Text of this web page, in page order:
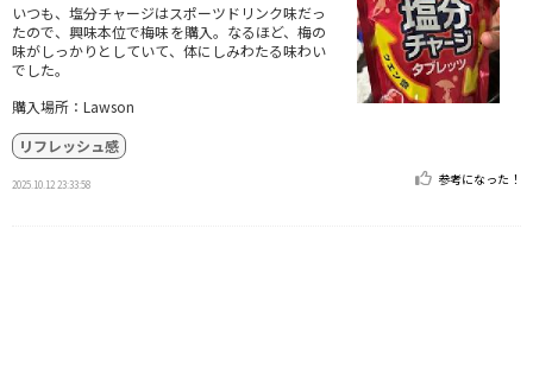
いつも、塩分チャージはスポーツドリンク味だっ
たので、興味本位で梅味を購入。なるほど、梅の
味がしっかりとしていて、体にしみわたる味わい
でした。
購入場所：Lawson
リフレッシュ感
2025.10.12 23:33:58 参考になった！